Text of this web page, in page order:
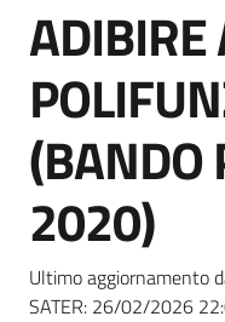
ADIBIRE
2020)
Ultimo aggiornamento
SATER: 26/02/2026